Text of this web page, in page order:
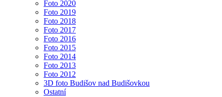
Foto 2020
Foto 2019
Foto 2018
Foto 2017
Foto 2016
Foto 2015
Foto 2014
Foto 2013
Foto 2012
3D foto Budišov nad Budišovkou
Ostatní